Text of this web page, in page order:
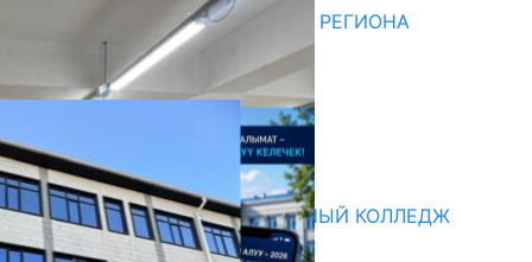
ДЛЯ МЕТОДИСТОВ ЮЖНОГО РЕГИОНА
НАЧАЛОСЬ ОБУЧЕНИЕ
05.08.2026
31.07.2026
Абитуриент
БИШКЕКСКИЙ УНИВЕРСАЛЬНЫЙ КОЛЛЕДЖ
17.07.2026